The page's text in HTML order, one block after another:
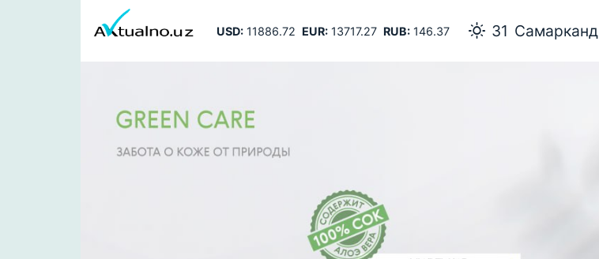
USD:11886.72 EUR:13717.27 RUB:146.37 31 Самарканд